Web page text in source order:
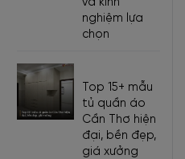
nghiệm lựa
chọn
Top 15+ mẫu
tủ quần áo
Cần Thơ hiện
đại, bền đẹp,
giá xưởng